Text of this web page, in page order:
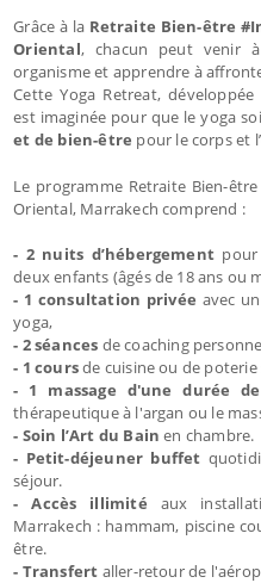
Grâce à la Retraite Bien-être
Oriental, chacun peut venir
organisme et apprendre à
Cette Yoga Retreat,
est imaginée pour que le yoga
et de bien-être pour le corps et
Le programme Retraite Bien-
Oriental, Marrakech comprend :
- 2 nuits d’hébergement
deux enfants (âgés de 18 ans ou
- 1 consultation privée avec
yoga,
- 2 séances de coaching
- 1 coursde cuisine ou de
- 1 massage d'une durée
thérapeutique à l'argan ou le
- Soin l’Art du Bain en chambre.
- Petit-déjeuner buffet
séjour.
- Accès illimité aux
Marrakech : hammam, piscine
être.
- Transfert aller-retour de